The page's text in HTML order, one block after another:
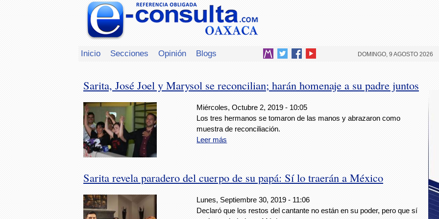
Inicio Secciones Opinión Blogs DOMINGO, 9 AGOSTO 2026
Sarita, José Joel y Marysol se reconcilian; harán homenaje a su padre juntos
Miércoles, Octubre 2, 2019 - 10:05
Los tres hermanos se tomaron de las manos y abrazaron como
muestra de reconciliación.
Leer más
Sarita revela paradero del cuerpo de su papá: Sí lo traerán a México
Lunes, Septiembre 30, 2019 - 11:06
Declaró que los restos del cantante no están en su poder, pero que sí